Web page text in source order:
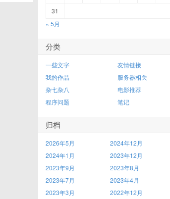
31
« 5月
分类
一些文字
友情链接
我的作品
服务器相关
杂七杂八
电影推荐
程序问题
笔记
归档
2026年5月
2024年12月
2024年1月
2023年12月
2023年9月
2023年8月
2023年7月
2023年4月
2023年3月
2022年12月